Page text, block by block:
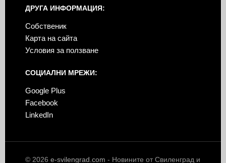
ДРУГА ИНФОРМАЦИЯ:
Собственик
Карта на сайта
Условия за ползване
СОЦИАЛНИ МРЕЖИ:
Google Plus
Facebook
LinkedIn
© 2026e-svilengrad.com - Новините от Свиленград и